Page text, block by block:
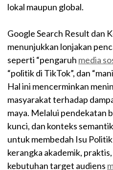
lokal maupun global.
Google Search Result dan
menunjukkan lonjakan
seperti “pengaruh media
“politik di TikTok”, dan
Hal ini mencerminkan
masyarakat terhadap
maya. Melalui pendekatan
kunci, dan konteks
untuk membedah Isu
kerangka akademik,
kebutuhan target audiens